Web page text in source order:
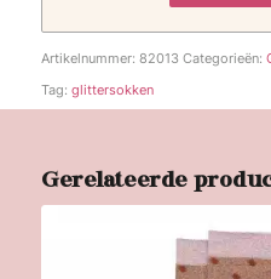
Artikelnummer: 82013 Categorieën:
Tag: glittersokken
Gerelateerde